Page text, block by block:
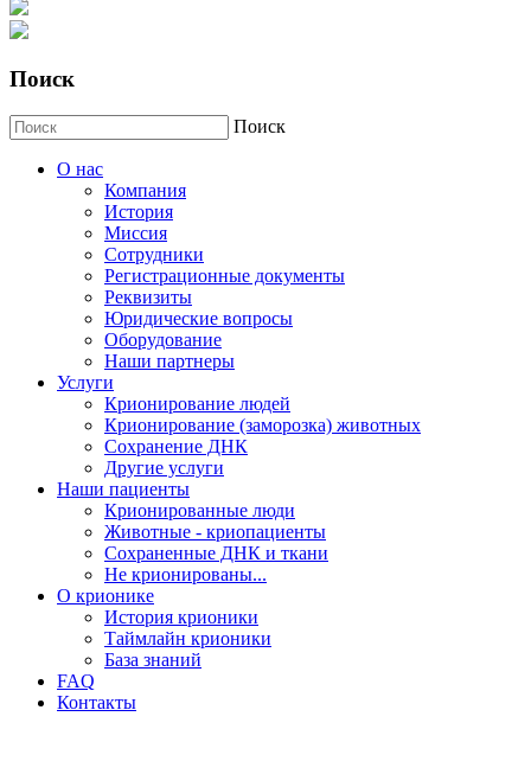
Поиск
Поиск
О нас
Компания
История
Миссия
Сотрудники
Регистрационные документы
Реквизиты
Юридические вопросы
Оборудование
Наши партнеры
Услуги
Крионирование людей
Крионирование (заморозка) животных
Сохранение ДНК
Другие услуги
Наши пациенты
Крионированные люди
Животные - криопациенты
Сохраненные ДНК и ткани
Не крионированы...
О крионике
История крионики
Таймлайн крионики
База знаний
FAQ
Контакты